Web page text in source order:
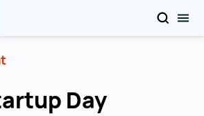
AUSTRIA
SUCHEN
Day